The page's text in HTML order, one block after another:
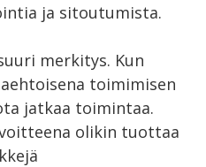
ja sitoutumista.
merkitys. Kun
toimimisen
jatkaa toimintaa.
olikin tuottaa